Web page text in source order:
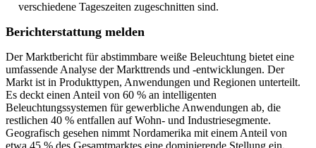
verschiedene Tageszeiten zugeschnitten sind.
Berichterstattung melden
Der Marktbericht für abstimmbare weiße Beleuchtung bietet eine
umfassende Analyse der Markttrends und -entwicklungen. Der
Markt ist in Produkttypen, Anwendungen und Regionen unterteilt.
Es deckt einen Anteil von 60 % an intelligenten
Beleuchtungssystemen für gewerbliche Anwendungen ab, die
restlichen 40 % entfallen auf Wohn- und Industriesegmente.
Geografisch gesehen nimmt Nordamerika mit einem Anteil von